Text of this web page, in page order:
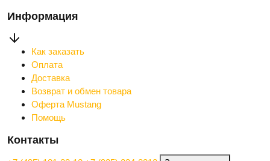
Информация
Как заказать
Оплата
Доставка
Возврат и обмен товара
Оферта Mustang
Помощь
Контакты